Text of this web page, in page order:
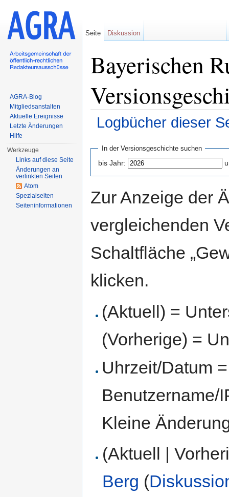
Bayerischen
Logbücher dieser
In der Versionsgeschichte suchen
bis Jahr:
Zur Anzeige der
vergleichenden
Schaltfläche
klicken.
(Aktuell) =
(Vorherige) =
Uhrzeit/Datum
Benutzername/
Kleine
(Aktuell |
Berg (
Seite Diskussion
AGRA-Blog
Mitgliedsanstalten
Aktuelle Ereignisse
Letzte Änderungen
Hilfe
Werkzeuge
Links auf diese Seite
Änderungen an
verlinkten Seiten
Atom
Spezialseiten
Seiten­informationen